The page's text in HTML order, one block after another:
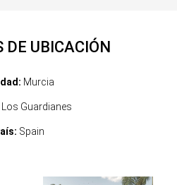
DE UBICACIÓN
Murcia
Los Guardianes
Spain